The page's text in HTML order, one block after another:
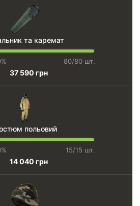
та каремат
80/80 шт.
37 590 грн
польовий
15/15 шт.
14 040 грн